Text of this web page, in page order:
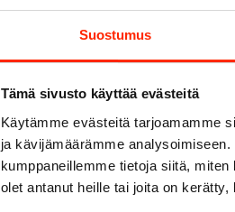
Suostumus
Tämä sivusto käyttää evästeitä
Käytämme evästeitä tarjoamamme
ja kävijämäärämme
kumppaneillemme tietoja siitä,
olet antanut heille tai joita on